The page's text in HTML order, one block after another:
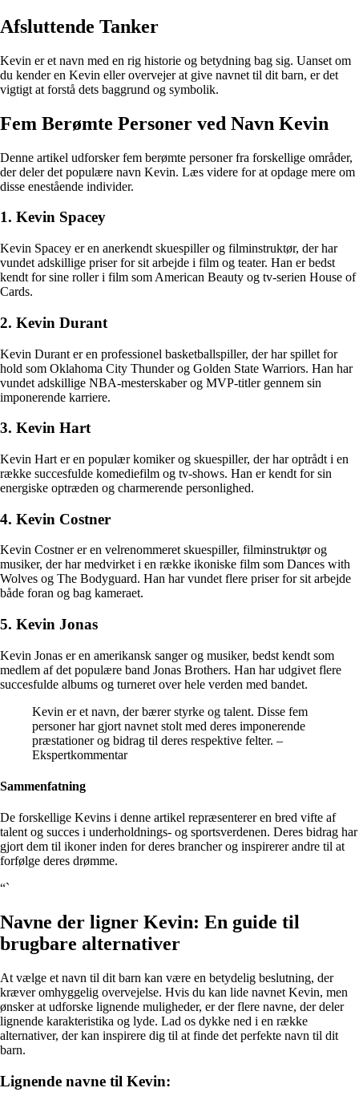
Afsluttende Tanker
Kevin er et navn med en rig historie og betydning bag sig. Uanset om
du kender en Kevin eller overvejer at give navnet til dit barn, er det
vigtigt at forstå dets baggrund og symbolik.
Fem Berømte Personer ved Navn Kevin
Denne artikel udforsker fem berømte personer fra forskellige områder,
der deler det populære navn Kevin. Læs videre for at opdage mere om
disse enestående individer.
1. Kevin Spacey
Kevin Spacey er en anerkendt skuespiller og filminstruktør, der har
vundet adskillige priser for sit arbejde i film og teater. Han er bedst
kendt for sine roller i film som American Beauty og tv-serien House of
Cards.
2. Kevin Durant
Kevin Durant er en professionel basketballspiller, der har spillet for
hold som Oklahoma City Thunder og Golden State Warriors. Han har
vundet adskillige NBA-mesterskaber og MVP-titler gennem sin
imponerende karriere.
3. Kevin Hart
Kevin Hart er en populær komiker og skuespiller, der har optrådt i en
række succesfulde komediefilm og tv-shows. Han er kendt for sin
energiske optræden og charmerende personlighed.
4. Kevin Costner
Kevin Costner er en velrenommeret skuespiller, filminstruktør og
musiker, der har medvirket i en række ikoniske film som Dances with
Wolves og The Bodyguard. Han har vundet flere priser for sit arbejde
både foran og bag kameraet.
5. Kevin Jonas
Kevin Jonas er en amerikansk sanger og musiker, bedst kendt som
medlem af det populære band Jonas Brothers. Han har udgivet flere
succesfulde albums og turneret over hele verden med bandet.
Kevin er et navn, der bærer styrke og talent. Disse fem
personer har gjort navnet stolt med deres imponerende
præstationer og bidrag til deres respektive felter. –
Ekspertkommentar
Sammenfatning
De forskellige Kevins i denne artikel repræsenterer en bred vifte af
talent og succes i underholdnings- og sportsverdenen. Deres bidrag har
gjort dem til ikoner inden for deres brancher og inspirerer andre til at
forfølge deres drømme.
“`
Navne der ligner Kevin: En guide til
brugbare alternativer
At vælge et navn til dit barn kan være en betydelig beslutning, der
kræver omhyggelig overvejelse. Hvis du kan lide navnet Kevin, men
ønsker at udforske lignende muligheder, er der flere navne, der deler
lignende karakteristika og lyde. Lad os dykke ned i en række
alternativer, der kan inspirere dig til at finde det perfekte navn til dit
barn.
Lignende navne til Kevin: